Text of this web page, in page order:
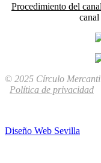
Procedimiento del
© 2025 Círculo
Política de privacidad
Diseño Web Sevilla